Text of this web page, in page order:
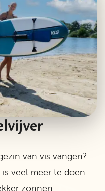
van vis vangen?
veel meer te doen.
zonnen,